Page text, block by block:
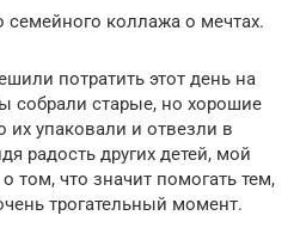
семейного коллажа о мечтах.
потратить этот день на
собрали старые, но хорошие
их упаковали и отвезли в
радость других детей, мой
том, что значит помогать тем,
трогательный момент.